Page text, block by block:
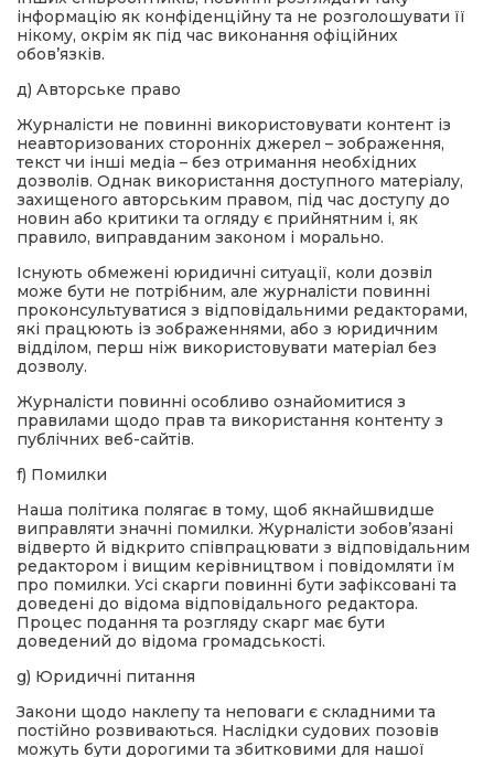
інформацію як конфіденційну та не розголошувати її
нікому, окрім як під час виконання офіційних
обов’язків.
д) Авторське право
Журналісти не повинні використовувати контент із
неавторизованих сторонніх джерел – зображення,
текст чи інші медіа – без отримання необхідних
дозволів. Однак використання доступного матеріалу,
захищеного авторським правом, під час доступу до
новин або критики та огляду є прийнятним і, як
правило, виправданим законом і морально.
Існують обмежені юридичні ситуації, коли дозвіл
може бути не потрібним, але журналісти повинні
проконсультуватися з відповідальними редакторами,
які працюють із зображеннями, або з юридичним
відділом, перш ніж використовувати матеріал без
дозволу.
Журналісти повинні особливо ознайомитися з
правилами щодо прав та використання контенту з
публічних веб-сайтів.
f) Помилки
Наша політика полягає в тому, щоб якнайшвидше
виправляти значні помилки. Журналісти зобов’язані
відверто й відкрито співпрацювати з відповідальним
редактором і вищим керівництвом і повідомляти їм
про помилки. Усі скарги повинні бути зафіксовані та
доведені до відома відповідального редактора.
Процес подання та розгляду скарг має бути
доведений до відома громадськості.
g) Юридичні питання
Закони щодо наклепу та неповаги є складними та
постійно розвиваються. Наслідки судових позовів
можуть бути дорогими та збитковими для нашої